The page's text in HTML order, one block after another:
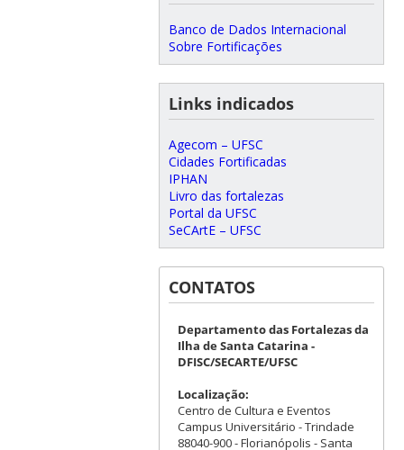
Banco de Dados Internacional
Sobre Fortificações
Links indicados
Agecom – UFSC
Cidades Fortificadas
IPHAN
Livro das fortalezas
Portal da UFSC
SeCArtE – UFSC
CONTATOS
Departamento das Fortalezas da
Ilha de Santa Catarina -
DFISC/SECARTE/UFSC
Localização:
Centro de Cultura e Eventos
Campus Universitário - Trindade
88040-900 - Florianópolis - Santa